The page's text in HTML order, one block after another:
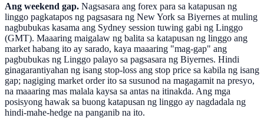
Ang weekend gap. Nagsasara ang forex para sa katapusan ng
linggo pagkatapos ng pagsasara ng New York sa Biyernes at muling
nagbubukas kasama ang Sydney session tuwing gabi ng Linggo
(GMT). Maaaring maigalaw ng balita sa katapusan ng linggo ang
market habang ito ay sarado, kaya maaaring "mag-gap" ang
pagbubukas ng Linggo palayo sa pagsasara ng Biyernes. Hindi
ginagarantiyahan ng isang stop-loss ang stop price sa kabila ng isang
gap; nagiging market order ito sa susunod na magagamit na presyo,
na maaaring mas malala kaysa sa antas na itinakda. Ang mga
posisyong hawak sa buong katapusan ng linggo ay nagdadala ng
hindi-mahe-hedge na panganib na ito.